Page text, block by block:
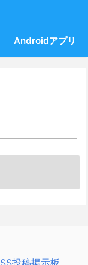
Androidアプリ
SS投稿掲示板